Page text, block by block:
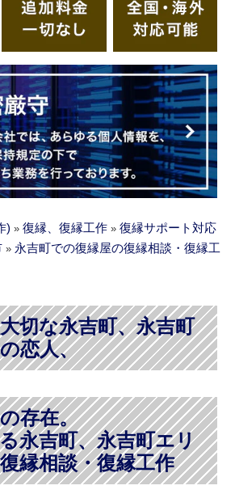
) » 復縁、復縁工作 » 復縁サポート対応
» 永吉町での復縁屋の復縁相談・復縁工
切な永吉町、永吉町
恋人、
存在。
永吉町、永吉町エリ
縁相談・復縁工作